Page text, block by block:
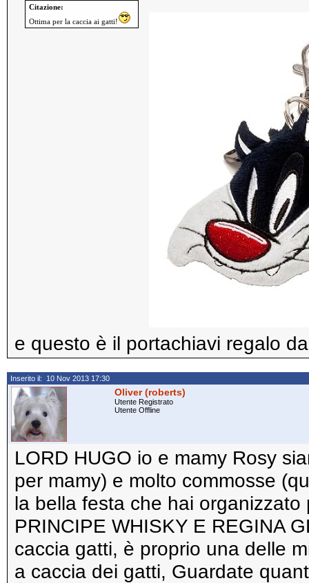
Citazione:
Ottima per la caccia ai gatti!
e questo è il portachiavi regalo
Inserito il: 10 Nov 2013 17:30
Oliver (roberts)
Utente Registrato
Utente Offline
LORD HUGO io e mamy Rosy
per mamy) e molto commosse
la bella festa che hai organizzato
PRINCIPE WHISKY E REGINA
caccia gatti, è proprio una delle
a caccia dei gatti, Guardate